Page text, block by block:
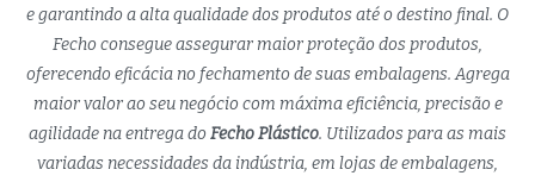
e garantindo a alta qualidade dos produtos até o destino final. O
Fecho consegue assegurar maior proteção dos produtos,
oferecendo eficácia no fechamento de suas embalagens. Agrega
maior valor ao seu negócio com máxima eficiência, precisão e
agilidade na entrega do Fecho Plástico. Utilizados para as mais
variadas necessidades da indústria, em lojas de embalagens,